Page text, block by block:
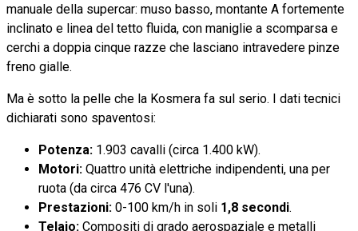
manuale della supercar: muso basso, montante A fortemente
inclinato e linea del tetto fluida, con maniglie a scomparsa e
cerchi a doppia cinque razze che lasciano intravedere pinze
freno gialle.
Ma è sotto la pelle che la Kosmera fa sul serio. I dati tecnici
dichiarati sono spaventosi:
Potenza: 1.903 cavalli (circa 1.400 kW).
Motori: Quattro unità elettriche indipendenti, una per
ruota (da circa 476 CV l'una).
Prestazioni: 0-100 km/h in soli 1,8 secondi.
Telaio: Compositi di grado aerospaziale e metalli